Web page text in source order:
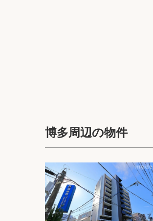
博多周辺の物件